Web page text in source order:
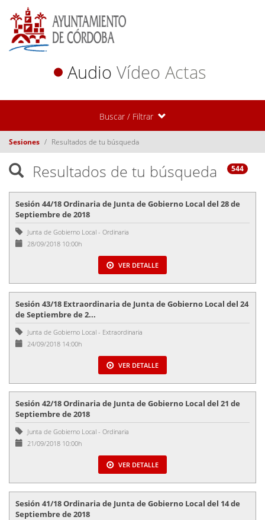
Audio Vídeo Actas
Buscar / Filtrar
Sesiones Resultados de tu búsqueda
Resultados de tu búsqueda 544
Sesión 44/18 Ordinaria de Junta de Gobierno Local del 28 de
Septiembre de 2018
Junta de Gobierno Local - Ordinaria
28/09/2018 10:00h
VER DETALLE
Sesión 43/18 Extraordinaria de Junta de Gobierno Local del 24
de Septiembre de 2...
Junta de Gobierno Local - Extraordinaria
24/09/2018 14:00h
VER DETALLE
Sesión 42/18 Ordinaria de Junta de Gobierno Local del 21 de
Septiembre de 2018
Junta de Gobierno Local - Ordinaria
21/09/2018 10:00h
VER DETALLE
Sesión 41/18 Ordinaria de Junta de Gobierno Local del 14 de
Septiembre de 2018